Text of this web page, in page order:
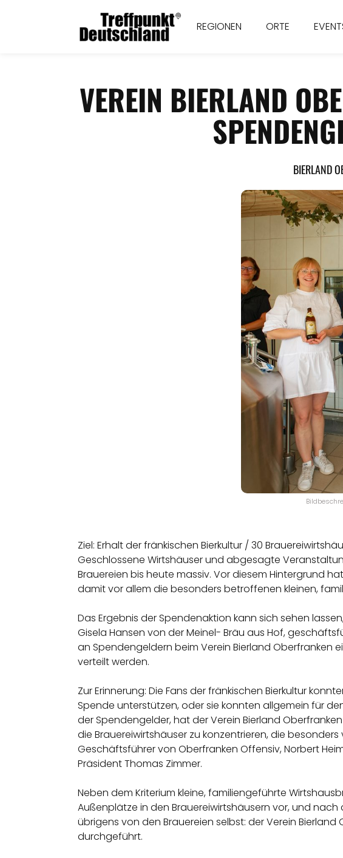
REGIONEN ORTE
VEREIN BIERLAND
BIERLAND
Ziel: Erhalt der fränkischen Bierkultur / 30
Geschlossene Wirtshäuser und abgesagte
Brauereien bis heute massiv. Vor diesem Hintergrund
damit vor allem die besonders betroffenen kleinen,
Das Ergebnis der Spendenaktion kann sich sehen
Gisela Hansen von der Meinel- Bräu aus Hof,
an Spendengeldern beim Verein Bierland Oberfranken
verteilt werden.
Zur Erinnerung: Die Fans der fränkischen Bierkultur
Spende unterstützen, oder sie konnten allgemein für
der Spendengelder, hat der Verein Bierland
die Brauereiwirtshäuser zu konzentrieren, die
Geschäftsführer von Oberfranken Offensiv, Norbert
Präsident Thomas Zimmer.
Neben dem Kriterium kleine, familiengeführte
Außenplätze in den Brauereiwirtshäusern vor, und
übrigens von den Brauereien selbst: der Verein
durchgeführt.